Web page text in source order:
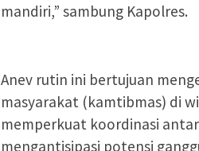
mandiri,” sambung Kapolres.
Anev rutin ini bertujuan
masyarakat (kamtibmas) di
memperkuat koordinasi
mengantisipasi potensi